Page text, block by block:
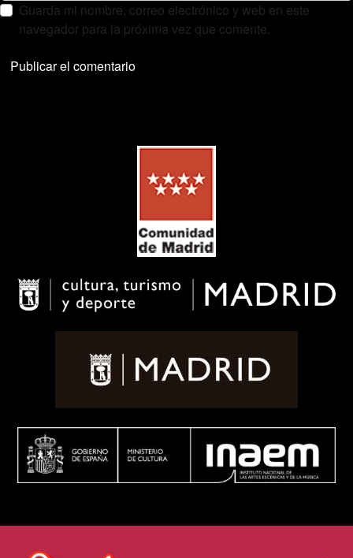
Guarda mi nombre, correo electrónico y web en este
navegador para la próxima vez que comente.